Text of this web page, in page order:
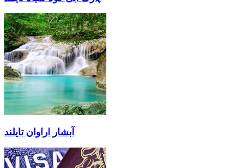
آبشار اراوان تایلند